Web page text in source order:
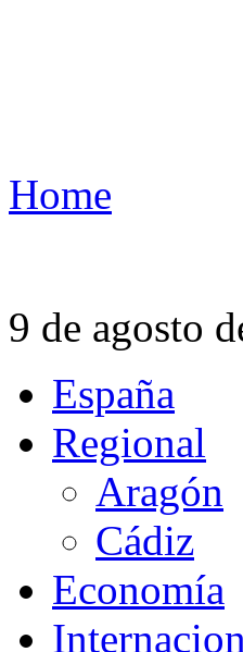
Home
9 de agosto
España
Regional
Aragón
Cádiz
Economía